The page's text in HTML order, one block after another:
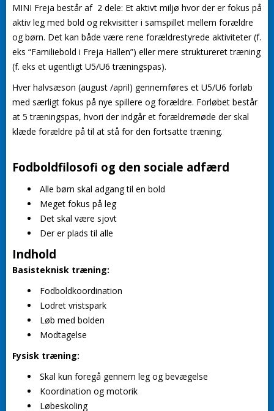
MINI Freja består af 2 dele: Et aktivt miljø hvor der er fokus på
aktiv leg med bold og rekvisitter i samspillet mellem forældre
og børn. Det kan både være rene forældrestyrede aktiviteter (f.
eks “Familiebold i Freja Hallen”) eller mere struktureret træning
(f. eks et ugentligt U5/U6 træningspas).
Hver halvsæson (august /april) gennemføres et U5/U6 forløb
med særligt fokus på nye spillere og forældre. Forløbet består
at 5 træningspas, hvori der indgår et forældremøde der skal
klæde forældre på til at stå for den fortsatte træning.
Fodboldfilosofi og den sociale adfærd
Alle børn skal adgang til en bold
Meget fokus på leg
Det skal være sjovt
Der er plads til alle
Indhold
Basisteknisk træning:
Fodboldkoordination
Lodret vristspark
Løb med bolden
Modtagelse
Fysisk træning:
Skal kun foregå gennem leg og bevægelse
Koordination og motorik
Løbeskoling